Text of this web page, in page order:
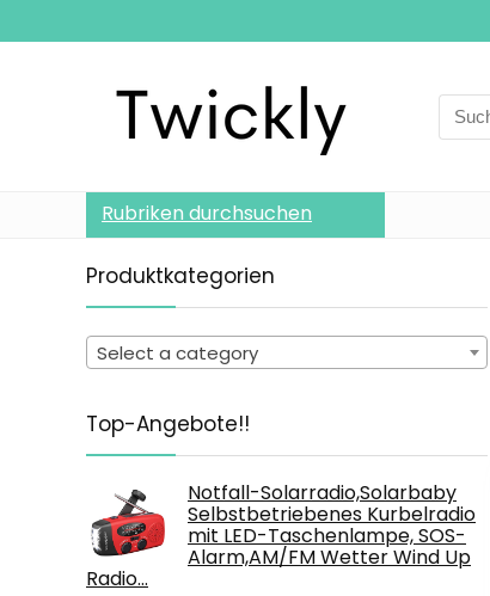
Search
for:
Rubriken durchsuchen
Produktkategorien
Select a category
Top-Angebote!!
Notfall-Solarradio,Solarbaby
Selbstbetriebenes Kurbelradio
mit LED-Taschenlampe, SOS-
Alarm,AM/FM Wetter Wind Up
Radio…